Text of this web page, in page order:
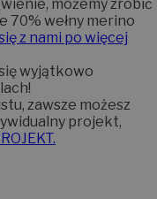
możemy zrobić
70% wełny merino
z nami po więcej
wyjątkowo
zawsze możesz
projekt,